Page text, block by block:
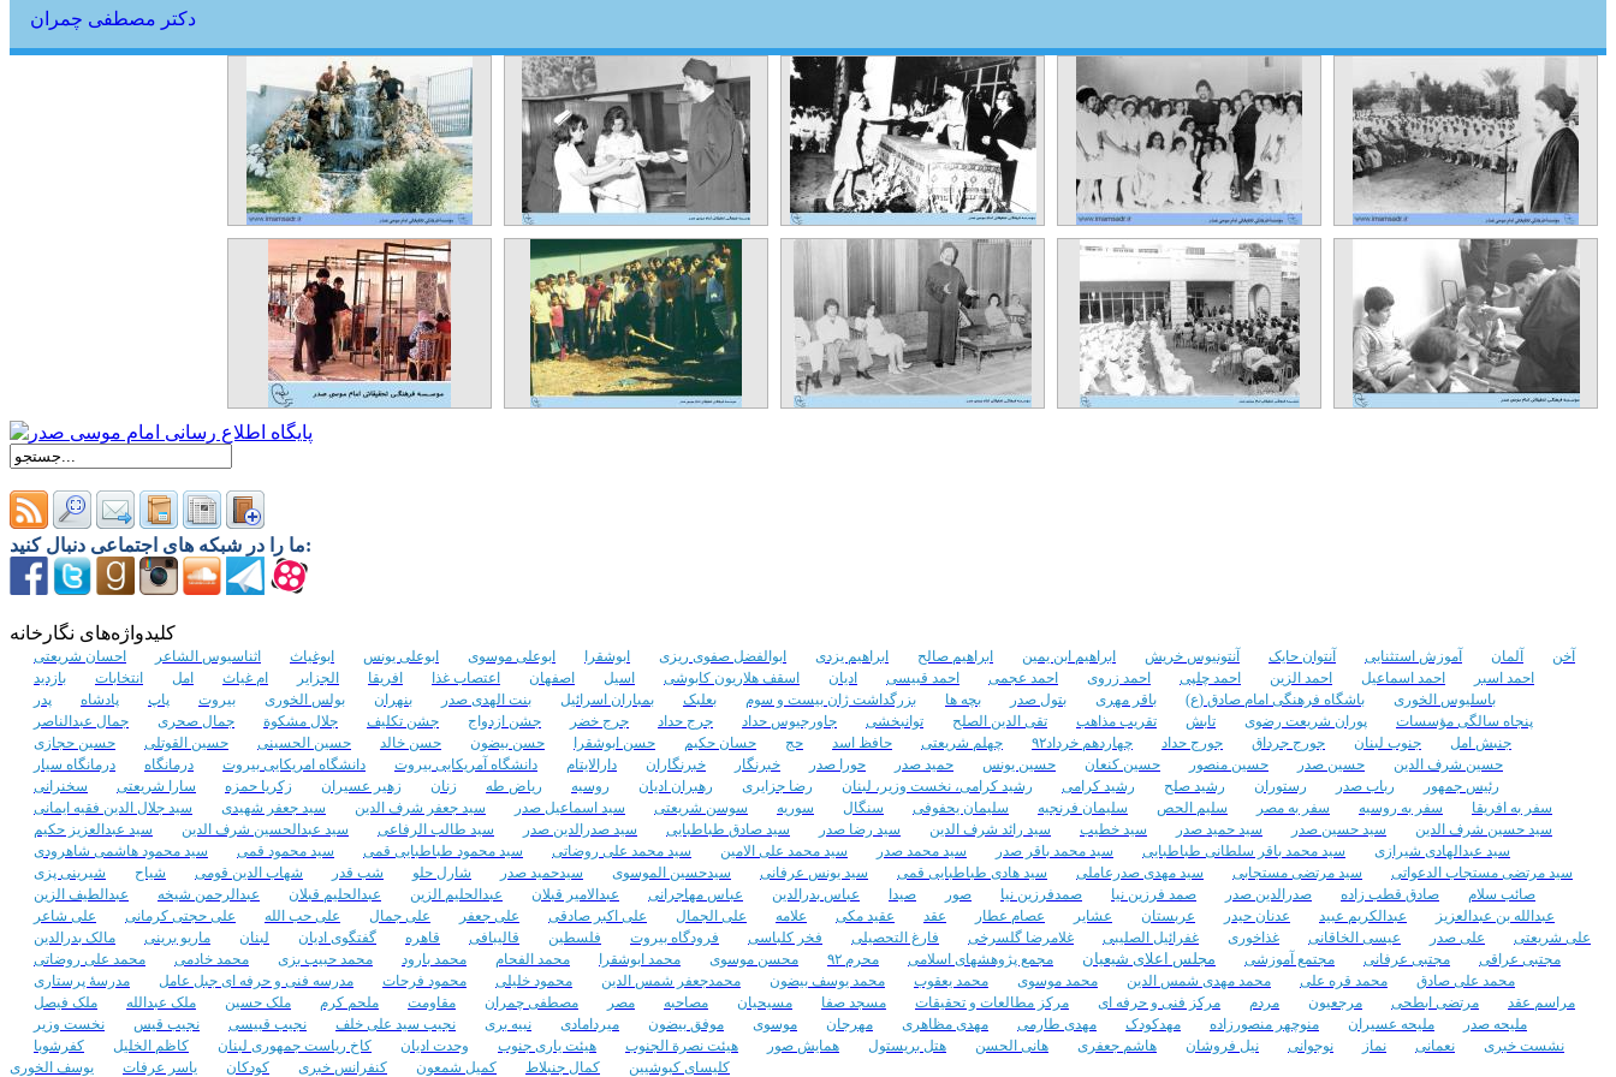
دکتر مصطفی چمران
امام موسی صدر در مراسم
فارغ التحصیلی مدرسه پرستاری
1977
تعداد مشاهده :‌ ۳۱۲۲
تعداد نظرات : ۰
امام موسی صدر در مراسم
فارغ التحصیلی مدرسه پرستاری
۱۹۷۵
تعداد مشاهده :‌ ۳۴۶۷
تعداد نظرات : ۰
مراسم فارغ التحصیلی مدرسه
پرستاری در مجلس اعلای
شیعیان، سال ۱۹۷۷
تعداد مشاهده :‌ ۴۴۰۴
تعداد نظرات : ۰
مراسم فارغ التحصیلی مدرسه
پرستاری در مجلس اعلای
شیعیان لبنان، سال ۱۹۷۵
تعداد مشاهده :‌ ۴۳۷۹
تعداد نظرات : ۰
چمران با بچه های مدرسه فنی و
حرفه ای جبل عامل در کنار
آبنمایی که ساخته بودند.
تعداد مشاهده :‌ ۳۷۱۷
تعداد نظرات : ۰
بازدید امام موسی صدر از
کارگاه قالیبافی زنان در مدرسه
ما را در شبکه های اجتماعی دنبال کنید:
کلیدواژه‌های نگارخانه
آخن آلمان آموزش استثنایی آنتوان حایک آنتونیوس خریش ابراهیم ابن یمین ابراهیم صالح ابراهیم یزدی ابوالفضل صفوی ریزی ابوشقرا ابوعلی موسوی ابوعلی یونس ابوغیاث اثناسیوس الشاعر
احسان شریعتی
احمد اسبر
احمد اسماعیل احمد الزین احمد چلپی احمد زروی احمد عجمی احمد قبیسی ادیان اسقف هلاریون کابوشی اسیل اصفهان اعتصاب غذا افریقا الجزایر ام غیاث امل انتخابات
بازدید
باسلیوس الخوری
باشگاه فرهنگی امام صادق (ع) باقر مهری بتول صدر بچه ها بزرگداشت ژان بیست و سوم بعلبک بمباران اسرائیل بنت الهدی صدر بنهران بولس الخوری بیروت پاپ پادشاه
پدر
پنجاه سالگی مؤسسات
پوران شریعت رضوی تابش تقریب مذاهب تقی الدین الصلح توانبخشی جاورجیوس حداد جرج حداد جرج خضر جشن ازدواج جشن تکلیف جلال مشکوة جمال صحری
جمال عبدالناصر
جنبش امل
جنوب لبنان جورج جرداق جورج حداد چهاردهم خرداد۹۲ چهلم شریعتی حافظ اسد حج حسان حکیم حسن ابوشقرا حسن بیضون حسن خالد حسین الحسینی حسین القوتلی
حسین حجازی
حسین شرف الدین
حسین صدر حسین منصور حسین کنعان حسین یونس حمید صدر حورا صدر خبرنگار خبرنگاران دارالایتام دانشگاه آمریکایی بیروت دانشگاه امریکایی بیروت درمانگاه
درمانگاه سیار
رئیس جمهور
رباب صدر رستوران رشید صلح رشید کرامی رشید کرامی، نخست وزیر، لبنان رضا جزایری رهبران ادیان روسیه ریاض طه زنان زهیر عسیران زکریا حمزه سارا شریعتی
سخنرانی
سفر به افریقا
سفر به روسیه سفر به مصر سلیم الحص سلیمان فرنجیه سلیمان یحفوفی سنگال سوریه سوسن شریعتی سید اسماعیل صدر سید جعفر شرف الدین سید جعفر شهیدی
سید جلال الدین فقیه ایمانی
سید حسین شرف الدین
سید حسین صدر سید حمید صدر سید خطیب سید رائد شرف الدین سید رضا صدر سید صادق طباطبایی سید صدرالدین صدر سید طالب الرفاعی سید عبدالحسین شرف الدین
سید عبدالعزیز حکیم
سید عبدالهادی شیرازی
سید محمد باقر سلطانی طباطبایی سید محمد باقر صدر سید محمد صدر سید محمد علی الامین سید محمد علی روضاتی سید محمود طباطبایی قمی سید محمود قمی
سید محمود هاشمی شاهرودی
سید مرتضی مستجاب الدعواتی
سید مرتضی مستجابی سید مهدی صدرعاملی سید هادی طباطبایی قمی سید یونس عرفانی سیدحسین الموسوی سیدحمید صدر شارل حلو شب قدر شهاب الدین قومی شیاح
شیرینی پزی
صائب سلام
صادق قطب زاده صدرالدین صدر صمد فرزین نیا صمدفرزین نیا صور صیدا عباس بدرالدین عباس مهاجرانی عبدالامیر قبلان عبدالحلیم الزین عبدالحلیم قبلان عبدالرحمن شیخه
عبدالطیف الزین
عبدالله بن عبدالعزیز
عبدالکریم عبید عدنان حیدر عربستان عشایر عصام عطار عقد عقید مکی علامه علی الجمال علی اکبر صادقی علی جعفر علی جمال علی حب الله علی حجتی کرمانی
علی شاعر
علی شریعتی
علی صدر عیسی الخاقانی غذاخوری غفرائیل الصلیبی غلامرضا گلسرخی فارغ التحصیلی فخر کلباسی فرودگاه بیروت فلسطین قالیبافی قاهره گفتگوی ادیان لبنان ماریو برینی
مالک بدرالدین
مجتبی عراقی
مجتبی عرفانی مجتمع آموزشی مجلس اعلای شیعیان مجمع پژوهشهای اسلامی محرم ۹۲ محسن موسوی محمد ابوشقرا محمد الفحام محمد بارود محمد حبیب بزی محمد خادمی
محمد علی روضاتی
محمد علی صادق
محمد قره علی محمد مهدی شمس الدین محمد موسوی محمد یعقوب محمد یوسف بیضون محمدجعفر شمس الدین محمود خلیلی محمود فرحات مدرسه فنی و حرفه ای جبل عامل
مدرسۀ پرستاری
مراسم عقد
مرتضی ابطحی مرجعیون مردم مرکز فنی و حرفه ای مرکز مطالعات و تحقیقات مسجد صفا مسیحیان مصاحبه مصر مصطفی چمران مقاومت ملحم کرم ملک حسین ملک عبدالله
ملک فیصل
ملیحه صدر
ملیحه عسیران منوچهر منصورزاده مهدکودک مهدی طارمی مهدی مظاهری مهرجان موسوی موفق بیضون میردامادی نبیه بری نجیب سید علی خلف نجیب قبیسی نجیب قیس
نخست وزیر
نشست خبری
نعمانی نماز نوجوانی نیل فروشان هاشم جعفری هانی الحسن هتل بریستول همایش صور هیئت نصرة الجنوب هیئت یاری جنوب وحدت ادیان کاخ ریاست جمهوری لبنان کاظم الخلیل
کفرشوبا
کلیسای کبوشیین
کمال جنبلاط کمیل شمعون کنفرانس خبری کودکان یاسر عرفات یوسف الخوری